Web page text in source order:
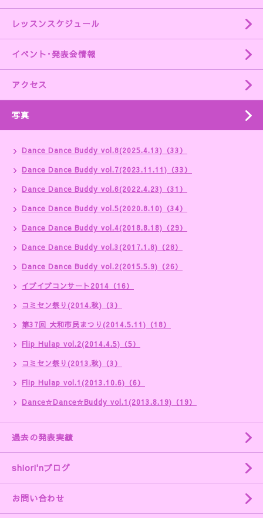
レッスンスケジュール
イベント･発表会情報
アクセス
写真
Dance Dance Buddy vol.8(2025.4.13)（33）
Dance Dance Buddy vol.7(2023.11.11)（33）
Dance Dance Buddy vol.6(2022.4.23)（31）
Dance Dance Buddy vol.5(2020.8.10)（34）
Dance Dance Buddy vol.4(2018.8.18)（29）
Dance Dance Buddy vol.3(2017.1.8)（28）
Dance Dance Buddy vol.2(2015.5.9)（26）
イブイブコンサート2014（16）
コミセン祭り(2014.秋)（3）
第37回 大和市民まつり(2014.5.11)（18）
Flip Hulap vol.2(2014.4.5)（5）
コミセン祭り(2013.秋)（3）
Flip Hulap vol.1(2013.10.6)（6）
Dance☆Dance☆Buddy vol.1(2013.8.19)（19）
過去の発表実績
shiori'nブログ
お問い合わせ